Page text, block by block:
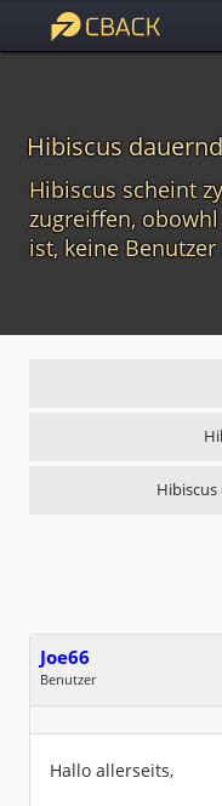
Hibiscus
Hibiscus scheint
zugreiffen,
ist, keine
Joe66
Benutzer
Geschlecht:
keine
Dabei seit:
04 / 2025
Hallo allerseits,